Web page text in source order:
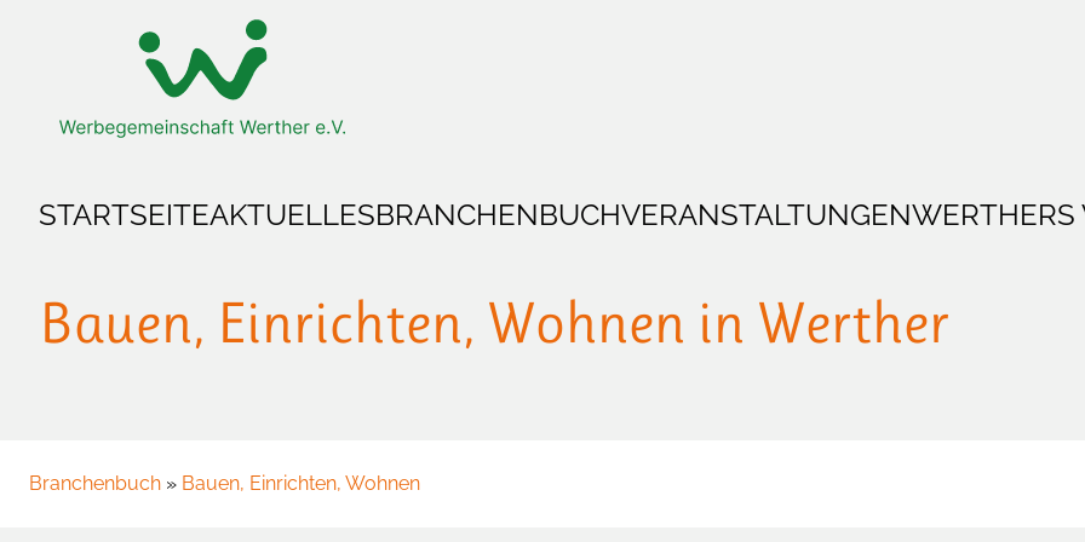
STARTSEITEAKTUELLESBRANCHENBUCHVERANSTALTUNGENWERTHERS
Bauen, Einrichten, Wohnen in Werther
Branchenbuch » Bauen, Einrichten, Wohnen